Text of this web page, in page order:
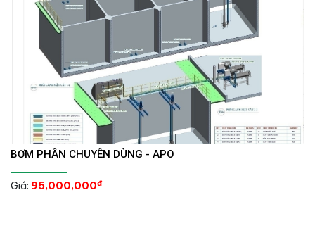
BƠM PHÂN CHUYÊN DÙNG - APO
Giá: 95,000,000đ